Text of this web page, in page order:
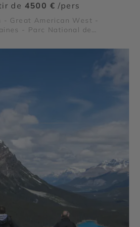
de 4500 € /pers
- Great American West -
- Parc National de